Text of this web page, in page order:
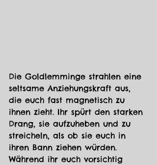
Die Goldlemminge strahlen eine
seltsame Anziehungskraft aus,
die euch fast magnetisch zu
ihnen zieht. Ihr spürt den starken
Drang, sie aufzuheben und zu
streicheln, als ob sie euch in
ihren Bann ziehen würden.
Während ihr euch vorsichtig